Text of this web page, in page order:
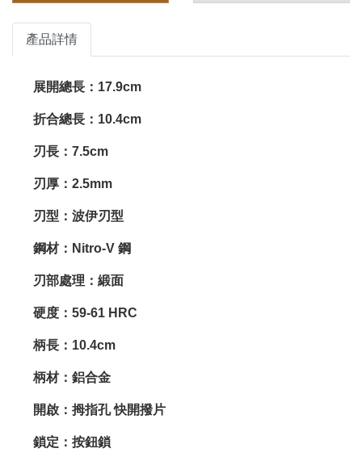
產品詳情
展開總長：17.9cm
折合總長：10.4cm
刃長：7.5cm
刃厚：2.5mm
刃型：波伊刃型
鋼材：Nitro-V 鋼
刃部處理：緞面
硬度：59-61 HRC
柄長：10.4cm
柄材：鋁合金
開啟：拇指孔 快開撥片
鎖定：按鈕鎖